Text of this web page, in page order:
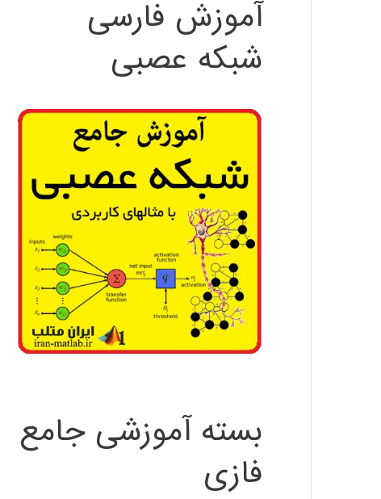
آموزش فارسی
شبکه عصبی
بسته آموزشی جامع
فازی